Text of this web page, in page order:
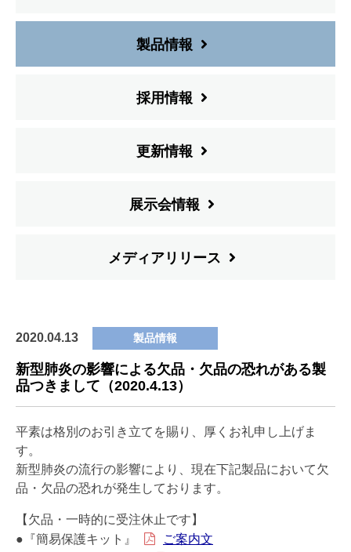
製品情報
採用情報
更新情報
展示会情報
メディアリリース
2020.04.13 製品情報
新型肺炎の影響による欠品・欠品の恐れがある製
品つきまして（2020.4.13）
平素は格別のお引き立てを賜り、厚くお礼申し上げま
す。
新型肺炎の流行の影響により、現在下記製品において欠
品・欠品の恐れが発生しております。
【欠品・一時的に受注休止です】
●『簡易保護キット』
ご案内文